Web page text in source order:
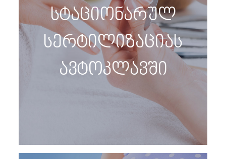
სტაციონარულ
სერტილიზაციას
ავტოკლავში